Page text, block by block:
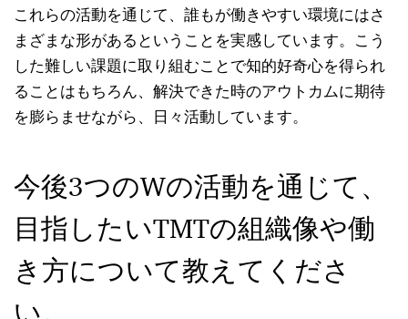
これらの活動を通じて、誰もが働きやすい環境にはさ
まざまな形があるということを実感しています。こう
した難しい課題に取り組むことで知的好奇心を得られ
ることはもちろん、解決できた時のアウトカムに期待
を膨らませながら、日々活動しています。
今後3つのWの活動を通じて、
目指したいTMTの組織像や働
き方について教えてくださ